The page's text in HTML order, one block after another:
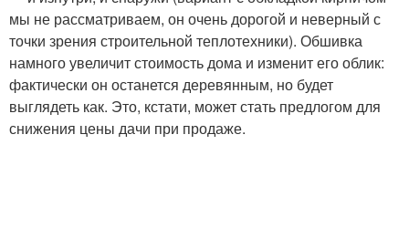
мы не рассматриваем, он очень дорогой и неверный с
точки зрения строительной теплотехники). Обшивка
намного увеличит стоимость дома и изменит его облик:
фактически он останется деревянным, но будет
выглядеть как. Это, кстати, может стать предлогом для
снижения цены дачи при продаже.